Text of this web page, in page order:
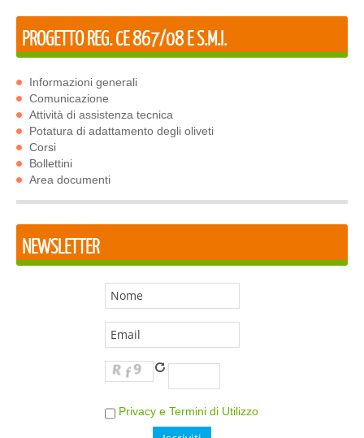
PROGETTO REG. CE 867/08 E S.M.I.
Informazioni generali
Comunicazione
Attività di assistenza tecnica
Potatura di adattamento degli oliveti
Corsi
Bollettini
Area documenti
NEWSLETTER
Privacy e Termini di Utilizzo